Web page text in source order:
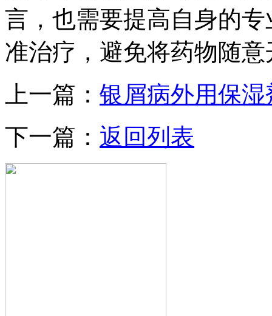
言，也需要提高自身的
准治疗，避免将药物随
上一篇： 银屑病外用保湿
下一篇： 返回列表